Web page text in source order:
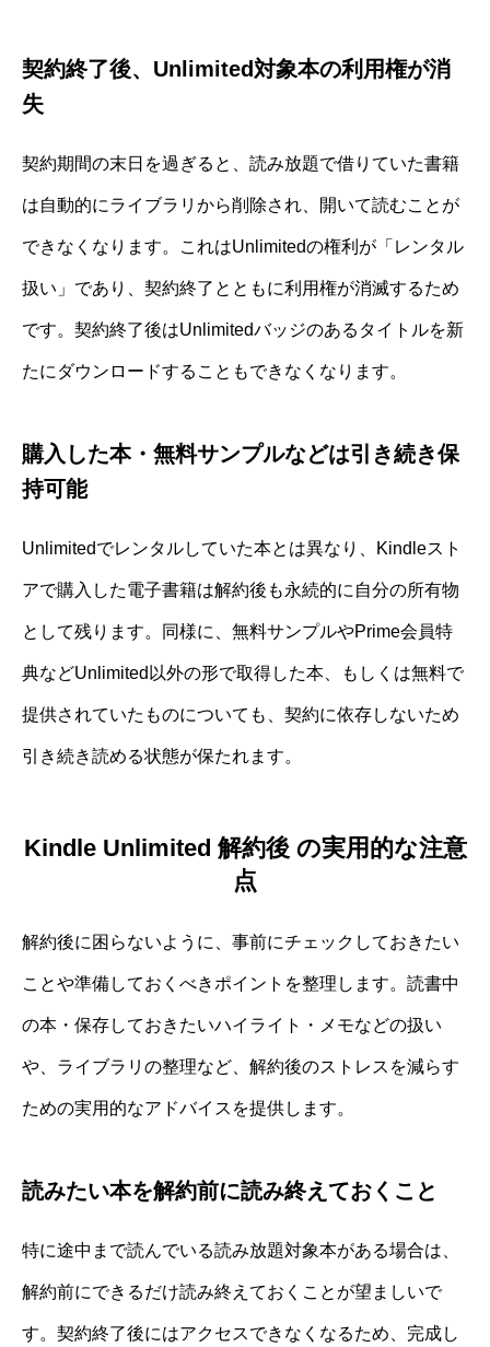
契約終了後、Unlimited対象本の利用権が消
失
契約期間の末日を過ぎると、読み放題で借りていた書籍
は自動的にライブラリから削除され、開いて読むことが
できなくなります。これはUnlimitedの権利が「レンタル
扱い」であり、契約終了とともに利用権が消滅するため
です。契約終了後はUnlimitedバッジのあるタイトルを新
たにダウンロードすることもできなくなります。
購入した本・無料サンプルなどは引き続き保
持可能
Unlimitedでレンタルしていた本とは異なり、Kindleスト
アで購入した電子書籍は解約後も永続的に自分の所有物
として残ります。同様に、無料サンプルやPrime会員特
典などUnlimited以外の形で取得した本、もしくは無料で
提供されていたものについても、契約に依存しないため
引き続き読める状態が保たれます。
Kindle Unlimited 解約後 の実用的な注意
点
解約後に困らないように、事前にチェックしておきたい
ことや準備しておくべきポイントを整理します。読書中
の本・保存しておきたいハイライト・メモなどの扱い
や、ライブラリの整理など、解約後のストレスを減らす
ための実用的なアドバイスを提供します。
読みたい本を解約前に読み終えておくこと
特に途中まで読んでいる読み放題対象本がある場合は、
解約前にできるだけ読み終えておくことが望ましいで
す。契約終了後にはアクセスできなくなるため、完成し